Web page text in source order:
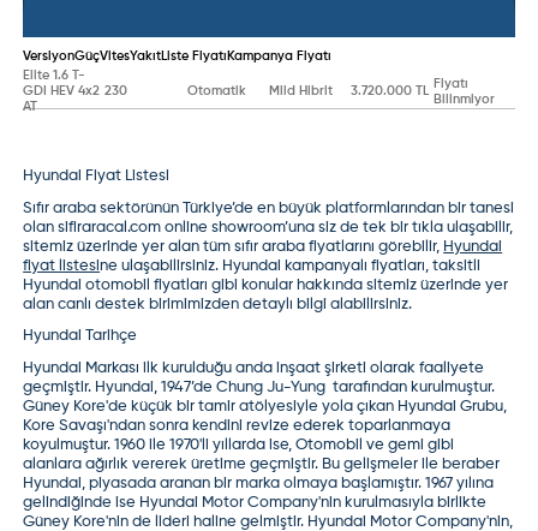
VersiyonGüçVitesYakıt Liste Fiyatı Kampanya Fiyatı
Elite 1.6 T-
GDI HEV 4x2
AT
230 Otomatik Mild Hibrit 3.720.000 TL
Fiyatı
Bilinmiyor
Hyundai Fiyat Listesi
Sıfır araba sektörünün Türkiye’de en büyük platformlarından bir tanesi
olan sifiraracal.com online showroom’una siz de tek bir tıkla ulaşabilir,
sitemiz üzerinde yer alan tüm sıfır araba fiyatlarını görebilir, Hyundai
fiyat listesine ulaşabilirsiniz. Hyundai kampanyalı fiyatları, taksitli
Hyundai otomobil fiyatları gibi konular hakkında sitemiz üzerinde yer
alan canlı destek birimimizden detaylı bilgi alabilirsiniz.
Hyundai Tarihçe
Hyundai Markası ilk kurulduğu anda inşaat şirketi olarak faaliyete
geçmiştir. Hyundai, 1947’de Chung Ju-Yung tarafından kurulmuştur.
Güney Kore'de küçük bir tamir atölyesiyle yola çıkan Hyundai Grubu,
Kore Savaşı'ndan sonra kendini revize ederek toparlanmaya
koyulmuştur. 1960 ile 1970'li yıllarda ise, Otomobil ve gemi gibi
alanlara ağırlık vererek üretime geçmiştir. Bu gelişmeler ile beraber
Hyundai, piyasada aranan bir marka olmaya başlamıştır. 1967 yılına
gelindiğinde ise Hyundai Motor Company'nin kurulmasıyla birlikte
Güney Kore'nin de lideri haline gelmiştir. Hyundai Motor Company'nin,